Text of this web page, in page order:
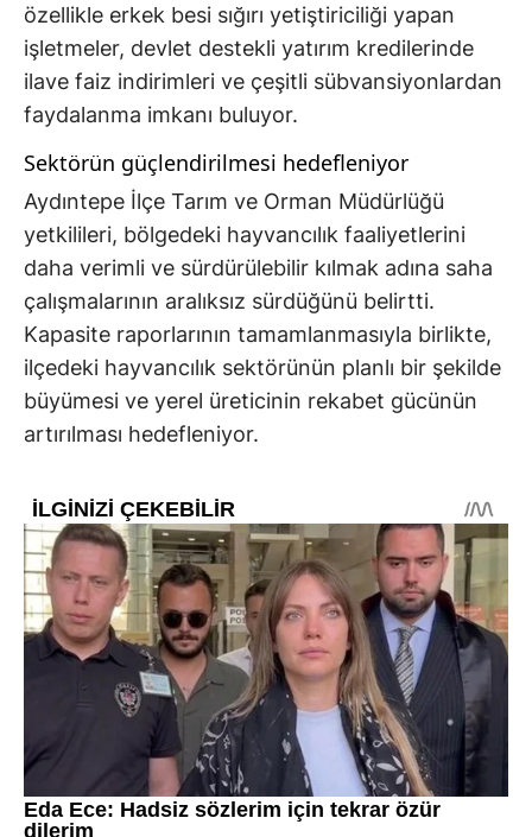
özellikle erkek besi sığırı yetiştiriciliği yapan
işletmeler, devlet destekli yatırım kredilerinde
ilave faiz indirimleri ve çeşitli sübvansiyonlardan
faydalanma imkanı buluyor.
Sektörün güçlendirilmesi hedefleniyor
Aydıntepe İlçe Tarım ve Orman Müdürlüğü
yetkilileri, bölgedeki hayvancılık faaliyetlerini
daha verimli ve sürdürülebilir kılmak adına saha
çalışmalarının aralıksız sürdüğünü belirtti.
Kapasite raporlarının tamamlanmasıyla birlikte,
ilçedeki hayvancılık sektörünün planlı bir şekilde
büyümesi ve yerel üreticinin rekabet gücünün
artırılması hedefleniyor.